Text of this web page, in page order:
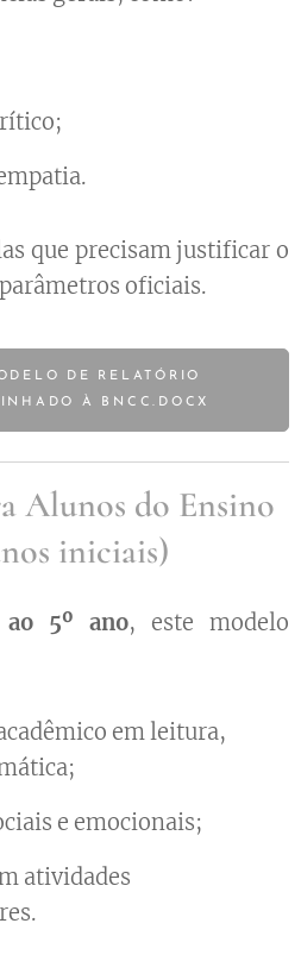
que precisam justificar o
oficiais.
DE RELATÓRIO
À BNCC.DOCX
Alunos do Ensino
iniciais)
ao 5º ano, este modelo
em leitura,
e emocionais;
atividades